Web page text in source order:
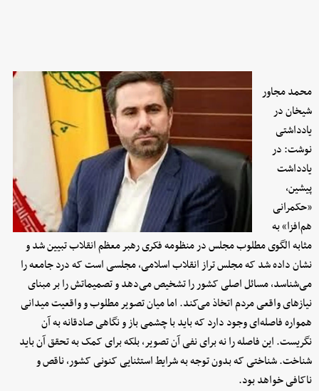
محمد مجاور
شیخان در
یادداشتی
نوشت: در
یادداشت
پیشین،
«حکمرانی
هم‌افزا» به
مثابه الگوی مطلوب مجلس در منظومه فکری رهبر معظم انقلاب تبیین شد و
نشان داده شد که مجلس تراز انقلاب اسلامی، مجلسی است که درد جامعه را
می‌شناسد، مسائل اصلی کشور را تشخیص می‌دهد و تصمیماتش را بر مبنای
نیازهای واقعی مردم اتخاذ می‌کند. اما میان تصویر مطلوب و واقعیت میدانی
همواره فاصله‌ای وجود دارد که باید با چشمی باز و نگاهی صادقانه به آن
نگریست. این فاصله را نه برای نفی آن تصویر، بلکه برای کمک به تحقق آن باید
شناخت. شناختی که بدون توجه به شرایط استثنایی کنونی کشور، ناقص و
ناکافی خواهد بود.